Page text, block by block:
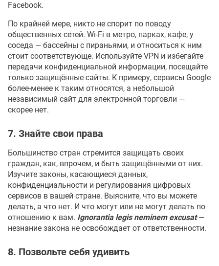
Facebook.
По крайней мере, никто не спорит по поводу
общественных сетей. Wi-Fi в метро, парках, кафе, у
соседа — бассейны с пираньями, и относиться к ним
стоит соответствующе. Используйте VPN и избегайте
передачи конфиденциальной информации, посещайте
только защищённые сайты. К примеру, сервисы Google
более-менее к таким относятся, а небольшой
независимый сайт для электронной торговли —
скорее нет.
7. Знайте свои права
Большинство стран стремится защищать своих
граждан, как, впрочем, и быть защищёнными от них.
Изучите законы, касающиеся данных,
конфиденциальности и регулирования цифровых
сервисов в вашей стране. Выясните, что вы можете
делать, а что нет. И что могут или не могут делать по
отношению к вам. Ignorantia legis neminem excusat—
незнание закона не освобождает от ответственности.
8. Позвольте себя удивить